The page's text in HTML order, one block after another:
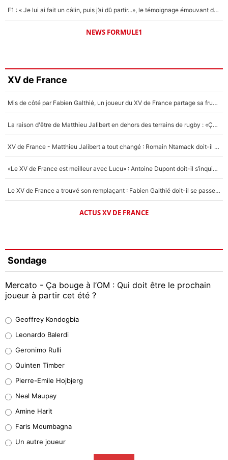
F1 : « Je lui ai fait un câlin, puis j’ai dû partir...», le témoignage émouvant de Max Verstappen sur sa fille
NEWS FORMULE1
XV de France
Mis de côté par Fabien Galthié, un joueur du XV de France partage sa frustration : «ils ne me l’ont pas dit tout de suite»
La raison d'être de Matthieu Jalibert en dehors des terrains de rugby : «Ça m'atteint autant que si tu touches à un membre de ma famille»
XV de France - Matthieu Jalibert a tout changé : Romain Ntamack doit-il s’inquiéter pour sa place à un an de la Coupe du monde ?
«Le XV de France est meilleur avec Lucu» : Antoine Dupont doit-il s’inquiéter pour sa place ?
Le XV de France a trouvé son remplaçant : Fabien Galthié doit-il se passer d'Antoine Dupont ?
ACTUS XV DE FRANCE
Sondage
Mercato - Ça bouge à l’OM : Qui doit être le prochain
joueur à partir cet été ?
38%
32%
5%
1%
9%
Geoffrey Kondogbia
Leonardo Balerdi
Geronimo Rulli
Quinten Timber
Pierre-Emile Hojbjerg
Neal Maupay
Amine Harit
Faris Moumbagna
Un autre joueur